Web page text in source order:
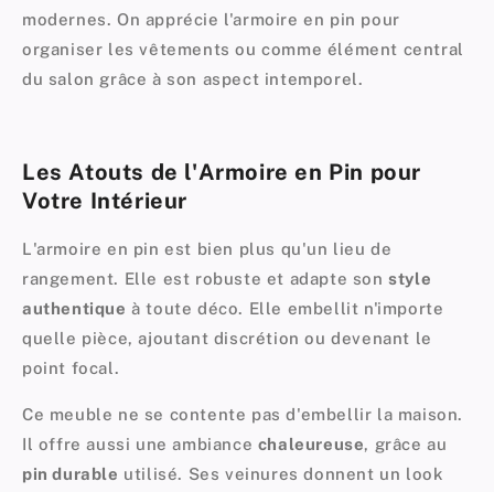
modernes. On apprécie l'armoire en pin pour
organiser les vêtements ou comme élément central
du salon grâce à son aspect intemporel.
Les Atouts de l'Armoire en Pin pour
Votre Intérieur
L'armoire en pin est bien plus qu'un lieu de
rangement. Elle est robuste et adapte son style
authentique à toute déco. Elle embellit n'importe
quelle pièce, ajoutant discrétion ou devenant le
point focal.
Ce meuble ne se contente pas d'embellir la maison.
Il offre aussi une ambiance chaleureuse, grâce au
pin durable utilisé. Ses veinures donnent un look